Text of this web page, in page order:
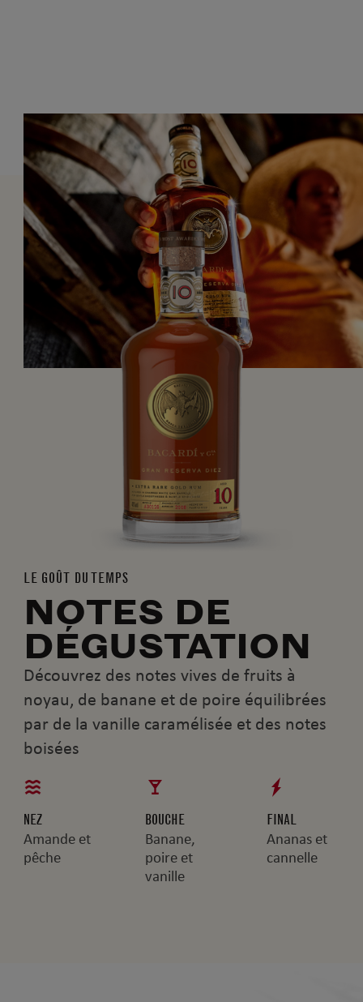
LE GOÛT DU TEMPS
NOTES DE
DÉGUSTATION
Découvrez des notes vives de fruits à
noyau, de banane et de poire équilibrées
par de la vanille caramélisée et des notes
boisées
NEZ
Amande et
pêche
BOUCHE
Banane,
poire et
vanille
FINAL
Ananas et
cannelle